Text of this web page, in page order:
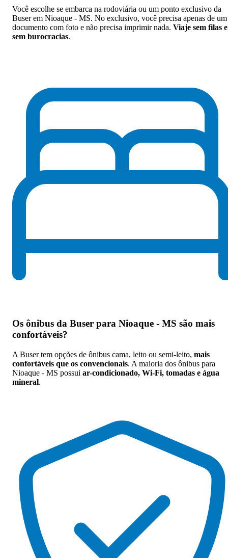
Você escolhe se embarca na rodoviária ou um ponto exclusivo da
Buser em Nioaque - MS. No exclusivo, você precisa apenas de um
documento com foto e não precisa imprimir nada. Viaje sem filas e
sem burocracias.
Os ônibus da Buser para Nioaque - MS são mais
confortáveis?
A Buser tem opções de ônibus cama, leito ou semi-leito, mais
confortáveis que os convencionais. A maioria dos ônibus para
Nioaque - MS possui ar-condicionado, Wi-Fi, tomadas e água
mineral.